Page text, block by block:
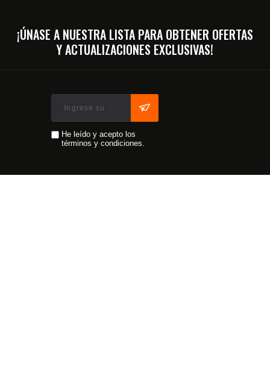
¡ÚNASE A NUESTRA LISTA PARA OBTENER OFERTAS
Y ACTUALIZACIONES EXCLUSIVAS!
He leído y acepto los
términos y condiciones.